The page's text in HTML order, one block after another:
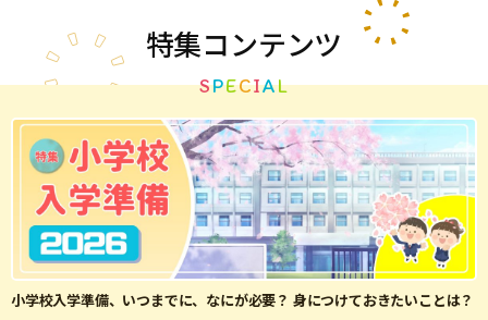
特集コンテンツ
SPECIAL
小学校入学準備、いつまでに、なにが必要？ 身につけておきたいことは？